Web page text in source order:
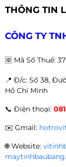
THÔNG TIN
CÔNG TY
🆔 Mã Số Thuế:
📍 Đ/c: Số 38,
Hồ Chí Minh
📞 Điện thoại:
✉️ Gmail:
🌐Website: